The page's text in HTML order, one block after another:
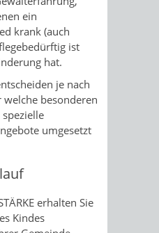
ein
krank (auch
ist
hat.
je nach
besonderen
umgesetzt
erhalten Sie
Kindes